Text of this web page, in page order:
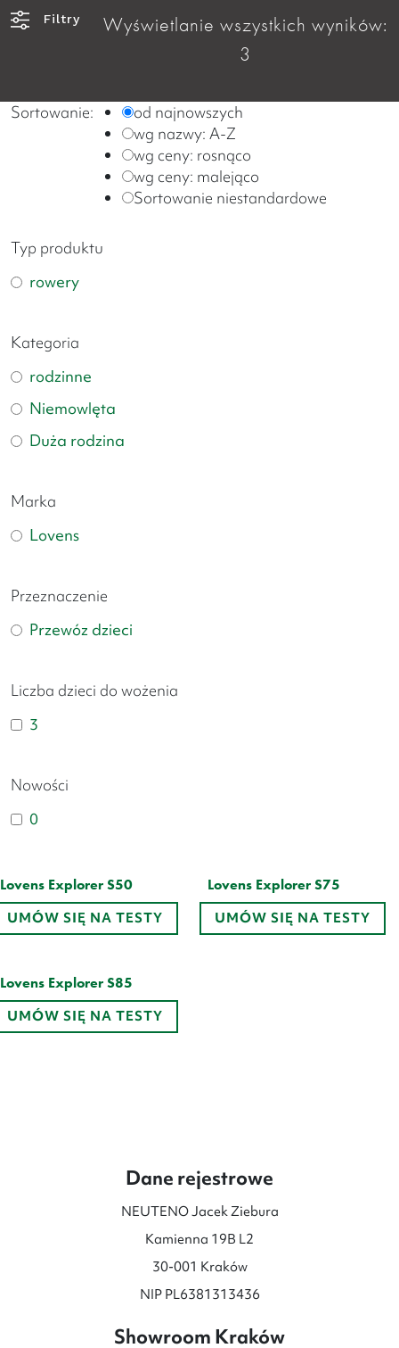
Filtry
Wyświetlanie wszystkich wyników:
3
Sortowanie:
od najnowszych
wg nazwy: A-Z
wg ceny: rosnąco
wg ceny: malejąco
Sortowanie niestandardowe
Typ produktu
rowery
Kategoria
rodzinne
Niemowlęta
Duża rodzina
Marka
Lovens
Przeznaczenie
Przewóz dzieci
Liczba dzieci do wożenia
3
Nowości
0
Lovens Explorer S50
24 999zł
UMÓW SIĘ NA TESTY
Lovens Explorer S75
27 199zł–32 199złZakres
cen:
UMÓW SIĘ NA TESTY
Lovens Explorer S85
28 299zł–33 299złZakres
cen:
UMÓW SIĘ NA TESTY
Dane rejestrowe
NEUTENO Jacek Ziebura
Kamienna 19B L2
30-001 Kraków
NIP PL6381313436
Showroom Kraków